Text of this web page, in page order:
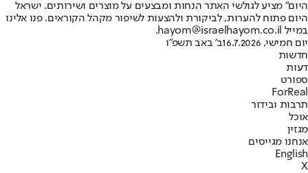
היום" מציע לגולשי האתר הנחות ומבצעים על מוצרים ושירותים. ישראל
היום פתוח להערות, לביקורת ולהצעות לשיפור מקהל הקוראים. פנו אלינו
במייל hayom@israelhayom.co.il.
יום חמישי, 16.7.2026
ב' באב תשפ"ו
חדשות
דעות
ספורט
ForReal
תרבות ובידור
אוכל
מגזין
אנחנו מגייסים
English
X